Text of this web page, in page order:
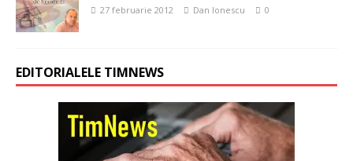
27 februarie 2012 Dan Ionescu 0
EDITORIALELE TIMNEWS